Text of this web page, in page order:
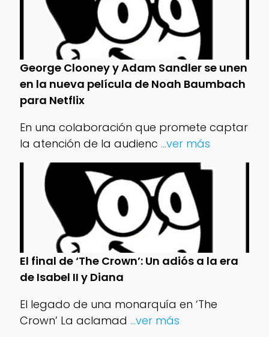
George Clooney y Adam Sandler se unen
en la nueva película de Noah Baumbach
para Netflix
En una colaboración que promete captar
la atención de la audienc ...ver más
El final de ‘The Crown’: Un adiós a la era
de Isabel II y Diana
El legado de una monarquía en ‘The
Crown’ La aclamad ...ver más